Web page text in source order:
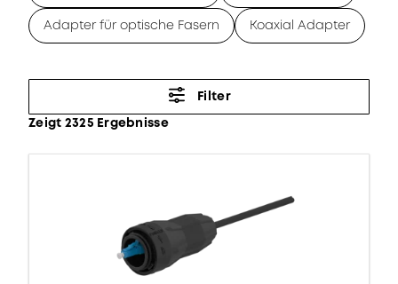
Adapter für optische Fasern Koaxial Adapter
Filter
Zeigt 2325 Ergebnisse